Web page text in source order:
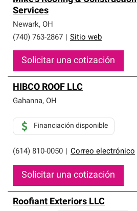
Services
Newark, OH
(740) 763-2867
Sitio web
Solicitar una cotización
HIBCO ROOF LLC
Gahanna, OH
(614) 810-0050 Correo electrónico
Financiación disponible
Solicitar una cotización
Roofiant Exteriors LLC